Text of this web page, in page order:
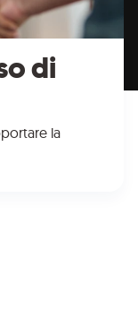
di
la